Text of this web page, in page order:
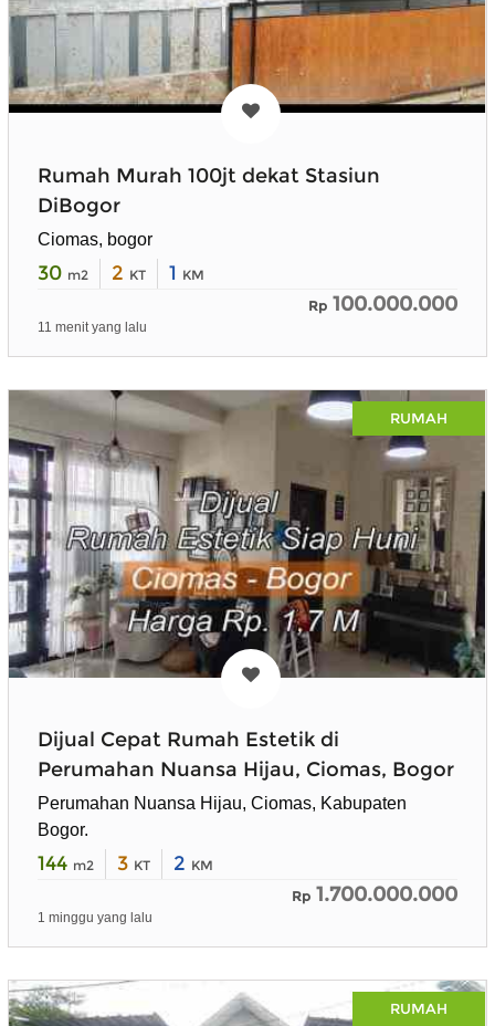
Rumah Murah 100jt dekat Stasiun
DiBogor
Ciomas, bogor
30 m2 2 KT 1 KM
Rp 100.000.000
11 menit yang lalu
RUMAH
Dijual Cepat Rumah Estetik di
Perumahan Nuansa Hijau, Ciomas, Bogor
Perumahan Nuansa Hijau, Ciomas, Kabupaten
Bogor.
144 m2 3 KT 2 KM
Rp 1.700.000.000
1 minggu yang lalu
RUMAH